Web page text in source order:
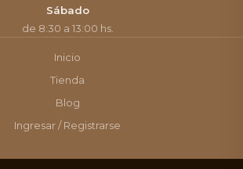
Sábado
de 8:30 a 13:00 hs.
Inicio
Tienda
Blog
Ingresar / Registrarse